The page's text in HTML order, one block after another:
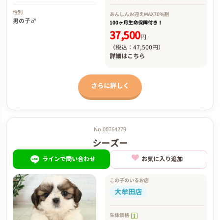
性別
男の子♂
あんしんお迎えMAX70%割
100ヶ月生命保障付き！
37,500円
（税込：47,500円）
詳細はこちら
さらに詳しく
No.00764279
シーズー
ラインで問い合わせ お気に入り追加
この子のいるお店
大牟田店
生体価格